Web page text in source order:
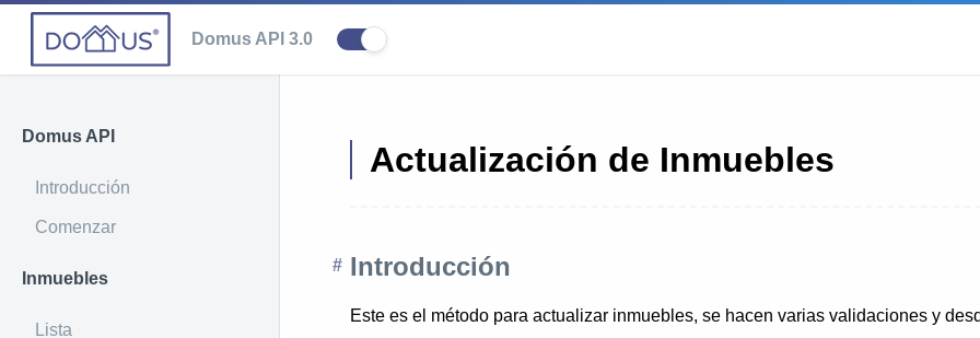
Domus API 3.0
Domus API
Introducción
Comenzar
Inmuebles
Lista
Actualización de Inmuebles
Introducción
Este es el método para actualizar inmuebles, se hacen varias validaciones y